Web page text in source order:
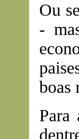
Ou
-
boas
Para